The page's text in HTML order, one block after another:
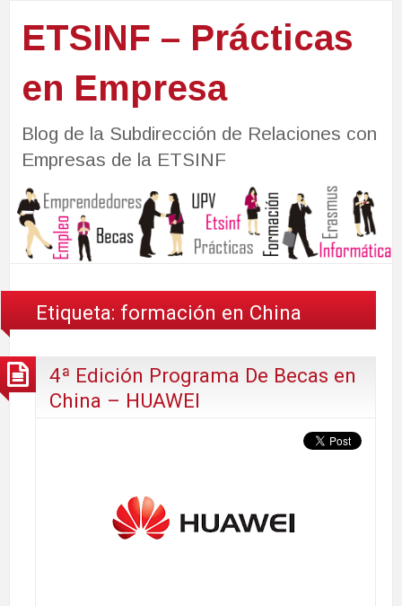
ETSINF – Prácticas
en Empresa
Blog de la Subdirección de Relaciones con
Empresas de la ETSINF
Etiqueta: formación en China
4ª Edición Programa De Becas en
China – HUAWEI